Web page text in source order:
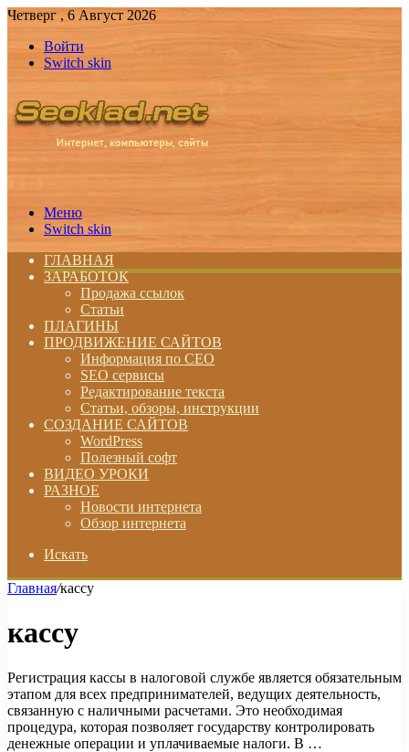
Четверг , 6 Август 2026
Войти
Switch skin
Меню
Switch skin
ГЛАВНАЯ
ЗАРАБОТОК
Продажа ссылок
Статьи
ПЛАГИНЫ
ПРОДВИЖЕНИЕ САЙТОВ
Информация по СЕО
SEO сервисы
Редактирование текста
Статьи, обзоры, инструкции
СОЗДАНИЕ САЙТОВ
WordPress
Полезный софт
ВИДЕО УРОКИ
РАЗНОЕ
Новости интернета
Обзор интернета
Искать
Главная/кассу
кассу
Регистрация кассы в налоговой службе является обязательным
этапом для всех предпринимателей, ведущих деятельность,
связанную с наличными расчетами. Это необходимая
процедура, которая позволяет государству контролировать
денежные операции и уплачиваемые налоги. В …